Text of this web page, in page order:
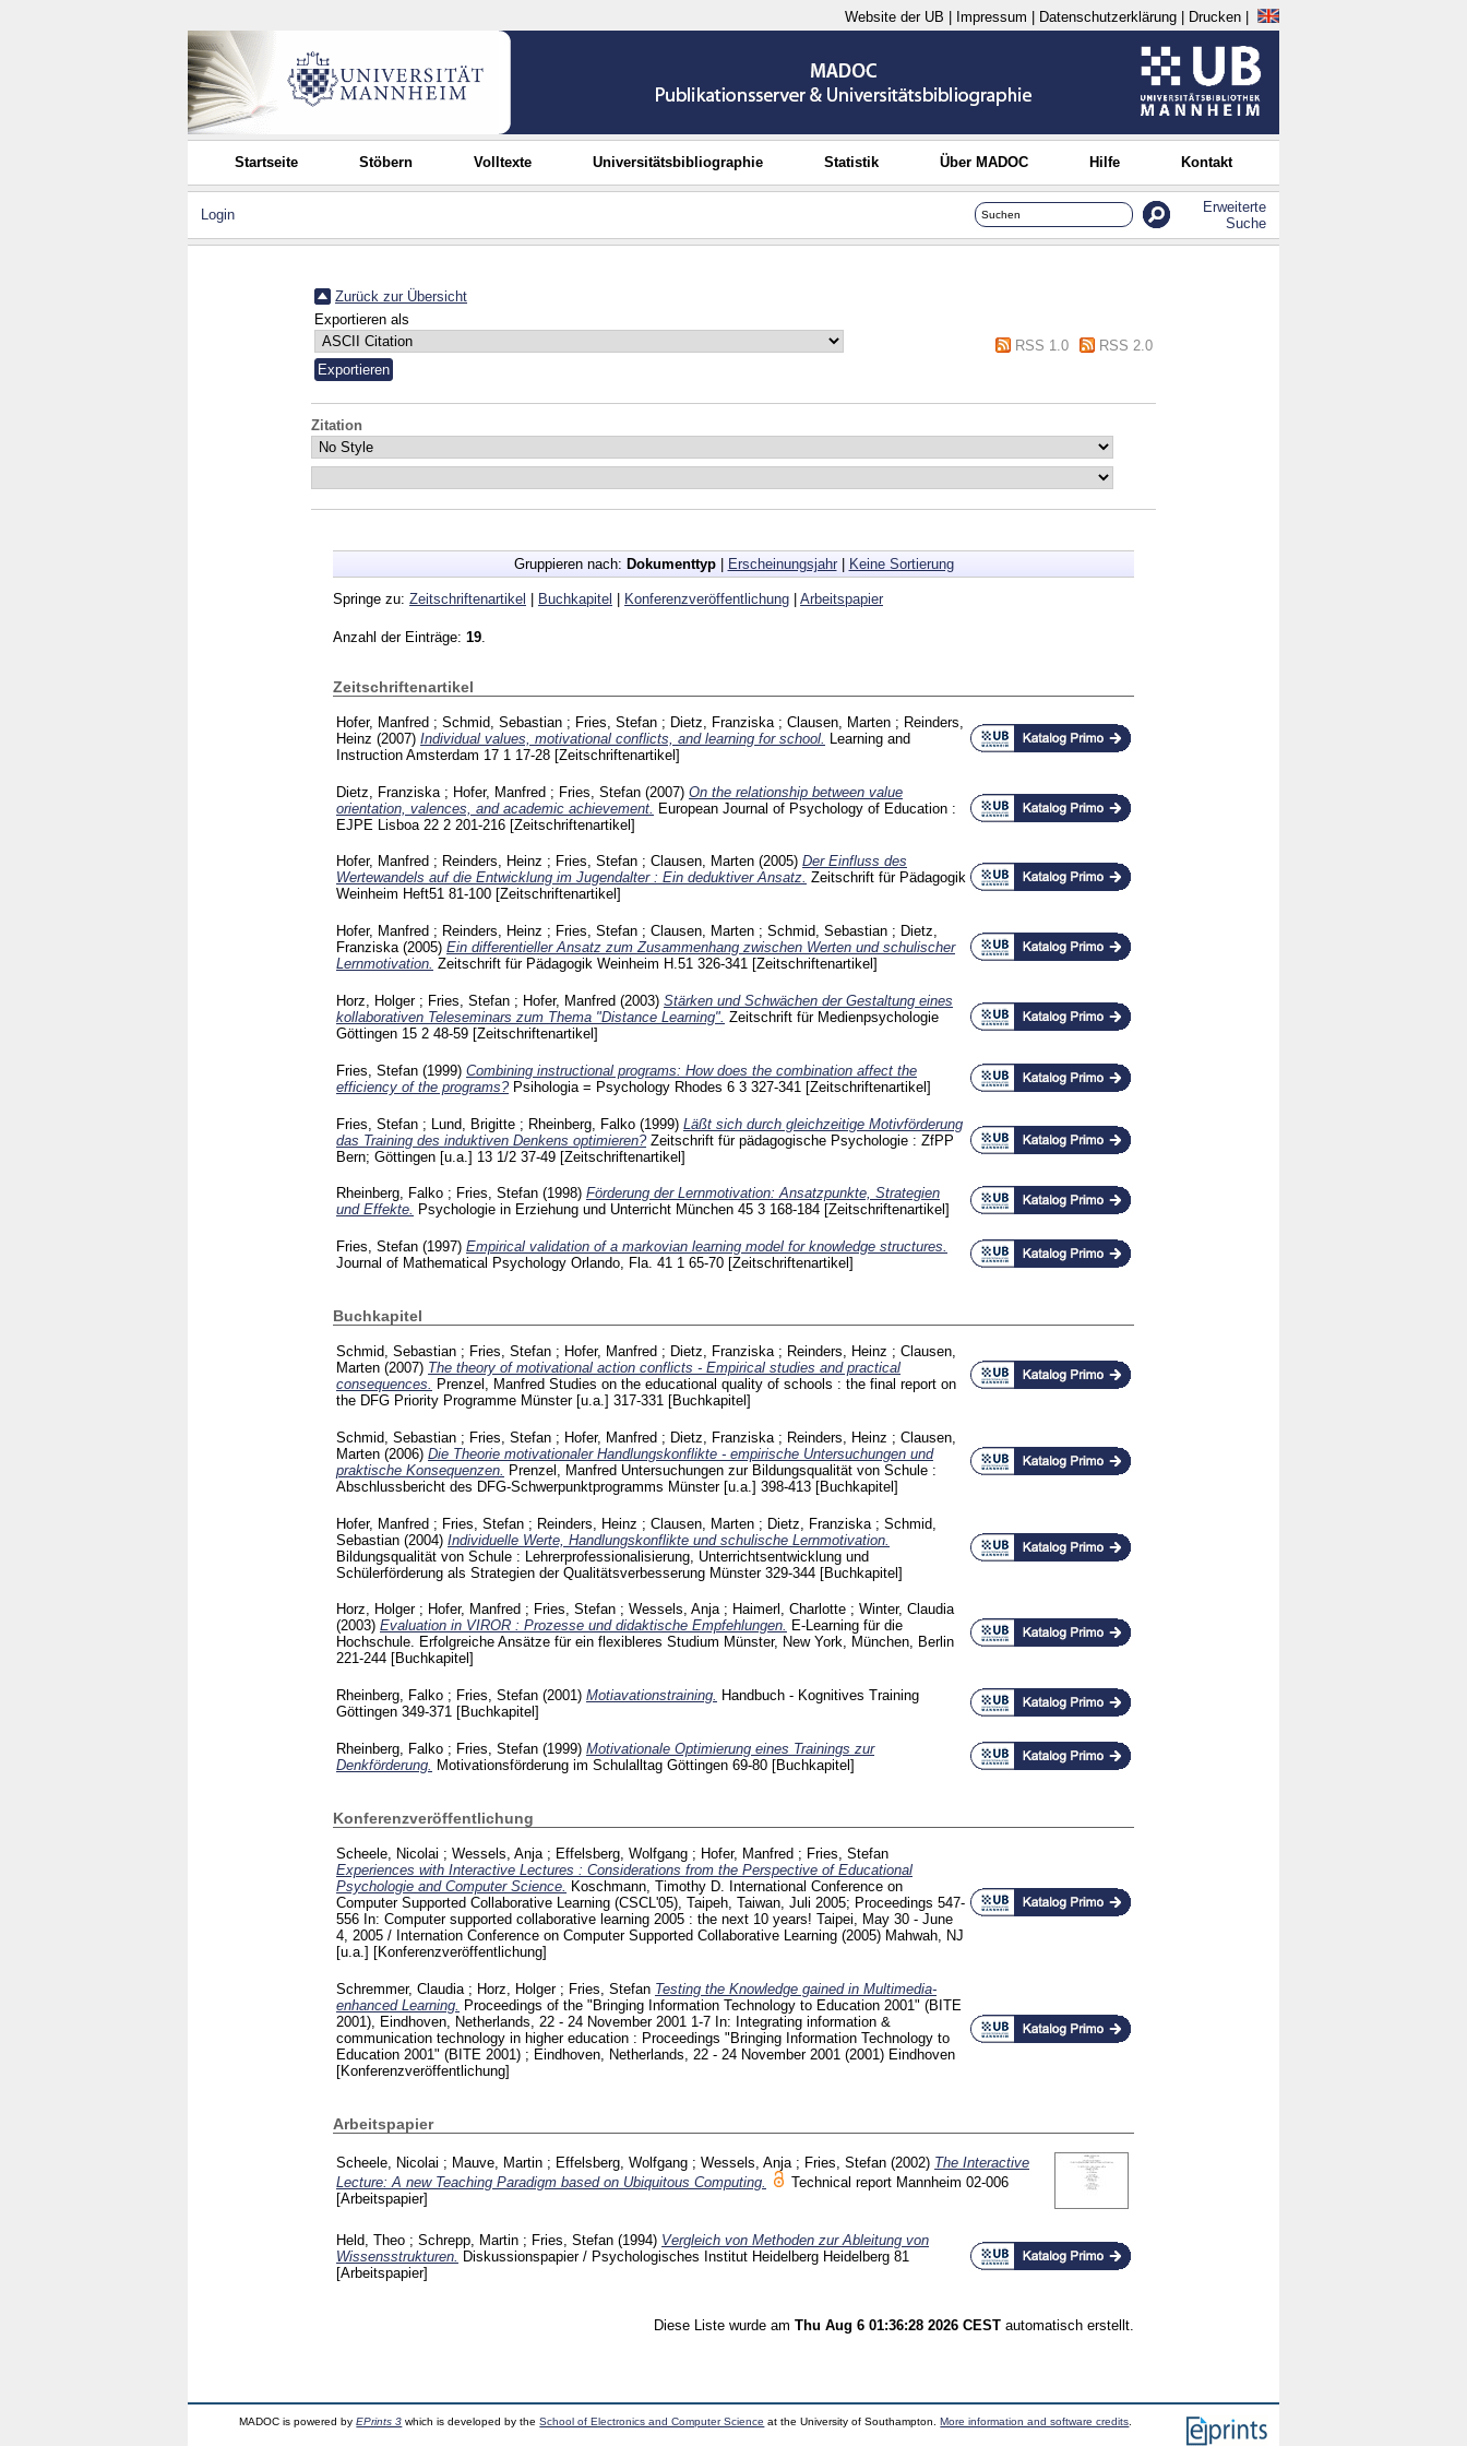
Website der UB Impressum Datenschutzerklärung Drucken
Startseite Stöbern Volltexte Universitätsbibliographie Statistik Über MADOC Hilfe Kontakt
Login
Erweiterte
Suche
Zurück zur Übersicht
Exportieren als
RSS 1.0
RSS 2.0
Zitation
Gruppieren nach: Dokumenttyp| Erscheinungsjahr| Keine Sortierung
Springe zu: Zeitschriftenartikel Buchkapitel Konferenzveröffentlichung Arbeitspapier
Anzahl der Einträge: 19
Zeitschriftenartikel
Hofer, Manfred ; Schmid, Sebastian ; Fries, Stefan ; Dietz, Franziska ; Clausen, Marten ; Reinders,
Heinz (2007) Individual values, motivational conflicts, and learning for school.
Learning and
Instruction Amsterdam 17 1 17-28 [Zeitschriftenartikel]
Dietz, Franziska ; Hofer, Manfred ; Fries, Stefan (2007) On the relationship between value
orientation, valences, and academic achievement. European Journal of Psychology of Education :
EJPE Lisboa 22 2 201-216 [Zeitschriftenartikel]
Hofer, Manfred ; Reinders, Heinz ; Fries, Stefan ; Clausen, Marten (2005) Der Einfluss des
Wertewandels auf die Entwicklung im Jugendalter : Ein deduktiver Ansatz. Zeitschrift für Pädagogik
Weinheim Heft51 81-100 [Zeitschriftenartikel]
Hofer, Manfred ; Reinders, Heinz ; Fries, Stefan ; Clausen, Marten ; Schmid, Sebastian ; Dietz,
Franziska (2005) Ein differentieller Ansatz zum Zusammenhang zwischen Werten und schulischer
Lernmotivation. Zeitschrift für Pädagogik Weinheim H.51 326-341 [Zeitschriftenartikel]
Horz, Holger; Fries, Stefan ; Hofer, Manfred (2003) Stärken und Schwächen der Gestaltung eines
kollaborativen Teleseminars zum Thema "Distance Learning". Zeitschrift für Medienpsychologie
Göttingen 15 2 48-59 [Zeitschriftenartikel]
Fries, Stefan (1999) Combining instructional programs: How does the combination affect the
efficiency of the programs? Psihologia = Psychology Rhodes 6 3 327-341 [Zeitschriftenartikel]
Fries, Stefan ; Lund, Brigitte ; Rheinberg, Falko (1999) Läßt sich durch gleichzeitige Motivförderung
das Training des induktiven Denkens optimieren? Zeitschrift für pädagogische Psychologie : ZfPP
Bern; Göttingen [u.a.] 13 1/2 37-49 [Zeitschriftenartikel]
Rheinberg, Falko ; Fries, Stefan (1998) Förderung der Lernmotivation: Ansatzpunkte, Strategien
und Effekte. Psychologie in Erziehung und Unterricht München 45 3 168-184 [Zeitschriftenartikel]
Fries, Stefan (1997) Empirical validation of a markovian learning model for knowledge structures.
Journal of Mathematical Psychology Orlando, Fla. 41 1 65-70 [Zeitschriftenartikel]
Buchkapitel
Schmid, Sebastian ; Fries, Stefan ; Hofer, Manfred ; Dietz, Franziska ; Reinders, Heinz ; Clausen,
Marten (2007) The theory of motivational action conflicts - Empirical studies and practical
consequences.
Prenzel, Manfred Studies on the educational quality of schools : the final report on
the DFG Priority Programme Münster [u.a.] 317-331 [Buchkapitel]
Schmid, Sebastian ; Fries, Stefan ; Hofer, Manfred ; Dietz, Franziska ; Reinders, Heinz ; Clausen,
Marten (2006) Die Theorie motivationaler Handlungskonflikte - empirische Untersuchungen und
praktische Konsequenzen.
Prenzel, Manfred Untersuchungen zur Bildungsqualität von Schule :
Abschlussbericht des DFG-Schwerpunktprogramms Münster [u.a.] 398-413 [Buchkapitel]
Hofer, Manfred ; Fries, Stefan ; Reinders, Heinz ; Clausen, Marten ; Dietz, Franziska ; Schmid,
Sebastian (2004) Individuelle Werte, Handlungskonflikte und schulische Lernmotivation.
Bildungsqualität von Schule : Lehrerprofessionalisierung, Unterrichtsentwicklung und
Schülerförderung als Strategien der Qualitätsverbesserung Münster 329-344 [Buchkapitel]
Horz, Holger; Hofer, Manfred ; Fries, Stefan ; Wessels, Anja; Haimerl, Charlotte ; Winter, Claudia
(2003) Evaluation in VIROR : Prozesse und didaktische Empfehlungen. E-Learning für die
Hochschule. Erfolgreiche Ansätze für ein flexibleres Studium Münster, New York, München, Berlin
221-244 [Buchkapitel]
Rheinberg, Falko ; Fries, Stefan (2001) Motiavationstraining. Handbuch - Kognitives Training
Göttingen 349-371 [Buchkapitel]
Rheinberg, Falko ; Fries, Stefan (1999) Motivationale Optimierung eines Trainings zur
Denkförderung.
Motivationsförderung im Schulalltag Göttingen 69-80 [Buchkapitel]
Konferenzveröffentlichung
Scheele, Nicolai ; Wessels, Anja ; Effelsberg, Wolfgang ; Hofer, Manfred ; Fries, Stefan
Experiences with Interactive Lectures : Considerations from the Perspective of Educational
Psychologie and Computer Science. Koschmann, Timothy D. International Conference on
Computer Supported Collaborative Learning (CSCL'05), Taipeh, Taiwan, Juli 2005; Proceedings 547-
556 In: Computer supported collaborative learning 2005 : the next 10 years! Taipei, May 30 - June
4, 2005 / Internation Conference on Computer Supported Collaborative Learning (2005) Mahwah, NJ
[u.a.] [Konferenzveröffentlichung]
Schremmer, Claudia ; Horz, Holger; Fries, Stefan Testing the Knowledge gained in Multimedia-
enhanced Learning. Proceedings of the "Bringing Information Technology to Education 2001" (BITE
2001), Eindhoven, Netherlands, 22 - 24 November 2001 1-7 In: Integrating information &
communication technology in higher education : Proceedings "Bringing Information Technology to
Education 2001" (BITE 2001) ; Eindhoven, Netherlands, 22 - 24 November 2001 (2001) Eindhoven
[Konferenzveröffentlichung]
Arbeitspapier
Scheele, Nicolai ; Mauve, Martin ; Effelsberg, Wolfgang ; Wessels, Anja; Fries, Stefan (2002) The Interactive
Lecture: A new Teaching Paradigm based on Ubiquitous Computing.
Technical report Mannheim 02-006
[Arbeitspapier]
Held, Theo ; Schrepp, Martin ; Fries, Stefan (1994) Vergleich von Methoden zur Ableitung von
Wissensstrukturen. Diskussionspapier / Psychologisches Institut Heidelberg Heidelberg 81
[Arbeitspapier]
Diese Liste wurde am Thu Aug 6 01:36:28 2026 CEST automatisch erstellt.
MADOC is powered byEPrints 3 which is developed by theSchool of Electronics and Computer Science at the University of Southampton.More information and software credits